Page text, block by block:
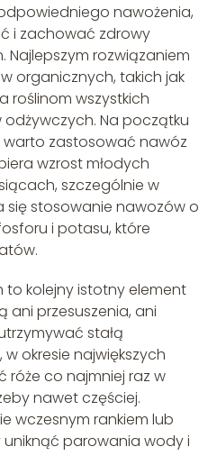
nawożenia,
i zachować zdrowy
Najlepszym rozwiązaniem
organicznych, takich jak
roślinom wszystkich
odżywczych. Na początku
zastosować nawóz
wzrost młodych
szczególnie w
się stosowanie nawozów o
i potasu, które
kolejny istotny element
ani przesuszenia, ani
stałą
okresie największych
róże co najmniej raz w
nawet częściej.
wczesnym rankiem lub
parowania wody i